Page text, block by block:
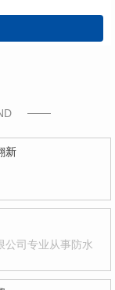
新
公司专业从事防水